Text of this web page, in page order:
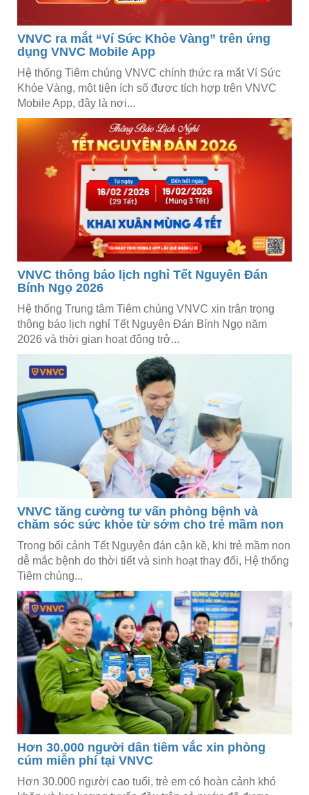
VNVC ra mắt “Ví Sức Khỏe Vàng” trên ứng
dụng VNVC Mobile App
Hệ thống Tiêm chủng VNVC chính thức ra mắt Ví Sức
Khỏe Vàng, một tiện ích số được tích hợp trên VNVC
Mobile App, đây là nơi...
VNVC thông báo lịch nghỉ Tết Nguyên Đán
Bính Ngọ 2026
Hệ thống Trung tâm Tiêm chủng VNVC xin trân trọng
thông báo lịch nghỉ Tết Nguyên Đán Bính Ngọ năm
2026 và thời gian hoạt động trở...
VNVC tăng cường tư vấn phòng bệnh và
chăm sóc sức khỏe từ sớm cho trẻ mầm non
Trong bối cảnh Tết Nguyên đán cận kề, khi trẻ mầm non
dễ mắc bệnh do thời tiết và sinh hoạt thay đổi, Hệ thống
Tiêm chủng...
Hơn 30.000 người dân tiêm vắc xin phòng
cúm miễn phí tại VNVC
Hơn 30.000 người cao tuổi, trẻ em có hoàn cảnh khó